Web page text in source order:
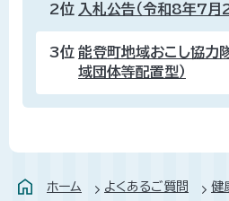
2位 入札公告（令和8年7月
3位 能登町地域おこし協力
域団体等配置型）
ホーム よくあるご質問 健